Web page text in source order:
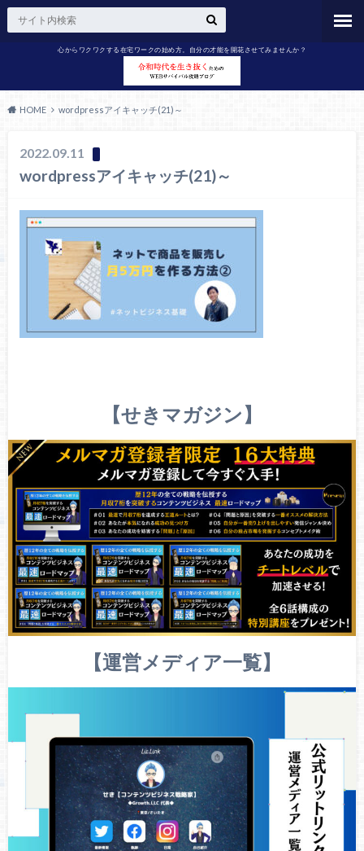
心からワクワクする在宅ワークの始め方。自分の才能を開花させてみませんか？
HOME wordpressアイキャッチ(21)～
2022.09.11
wordpressアイキャッチ(21)～
【せきマガジン】
【運営メディア一覧】